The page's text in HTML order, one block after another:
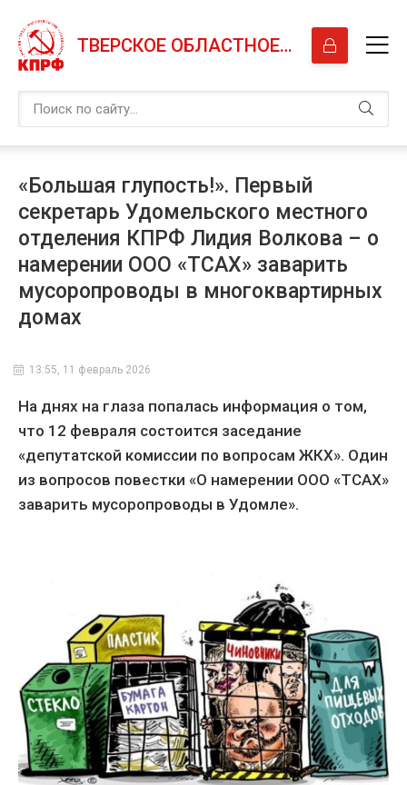
ТВЕРСКОЕ ОБЛАСТНОЕ ОТДЕЛЕНИЕ КПРФ
«Большая глупость!». Первый
секретарь Удомельского местного
отделения КПРФ Лидия Волкова – о
намерении ООО «ТСАХ» заварить
мусоропроводы в многоквартирных
домах
13:55, 11 февраль 2026
На днях на глаза попалась информация о том,
что 12 февраля состоится заседание
«депутатской комиссии по вопросам ЖКХ». Один
из вопросов повестки «О намерении ООО «ТСАХ»
заварить мусоропроводы в Удомле».